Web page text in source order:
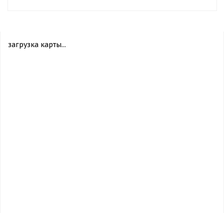
загрузка карты...